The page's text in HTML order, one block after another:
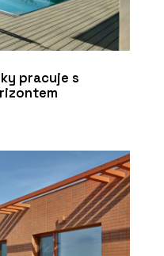
pracuje s